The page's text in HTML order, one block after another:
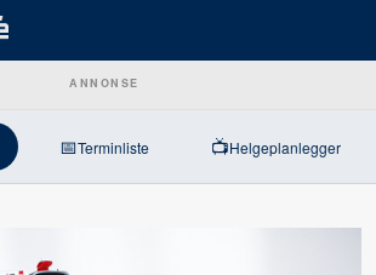
ANNONSE
📅Terminliste 📺Helgeplanlegger